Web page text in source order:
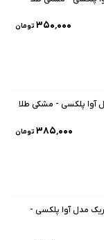
۳۵۰٬۰۰۰ تومان
آوا پلکسی - مشکی طلا
۳۸۵٬۰۰۰ تومان
مدل آوا پلکسی -